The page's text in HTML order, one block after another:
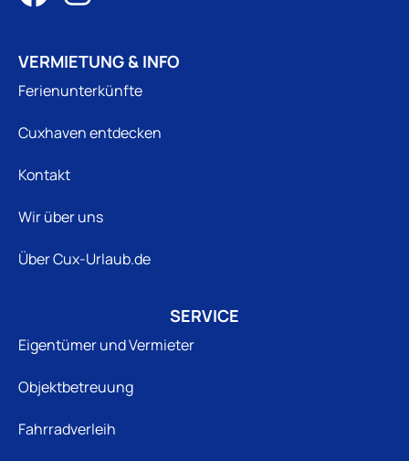
VERMIETUNG & INFO
Ferienunterkünfte
Cuxhaven entdecken
Kontakt
Wir über uns
Über Cux-Urlaub.de
SERVICE
Eigentümer und Vermieter
Objektbetreuung
Fahrradverleih